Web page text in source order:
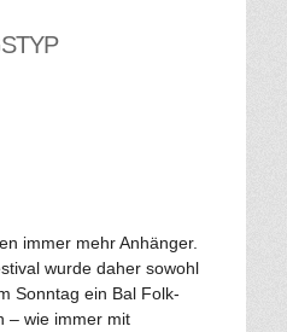
immer mehr Anhänger.
wurde daher sowohl
Sonntag ein Bal Folk-
– wie immer mit